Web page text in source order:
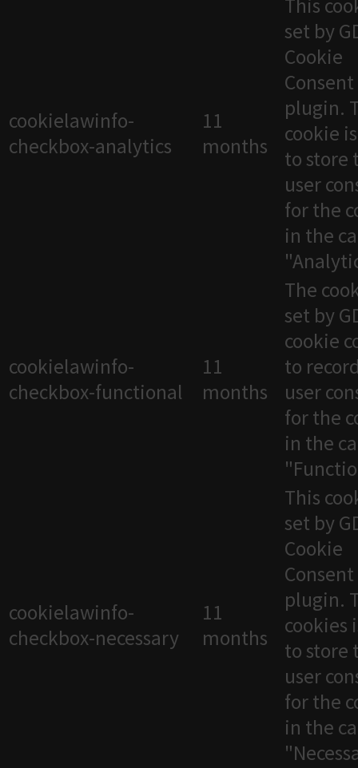
cookielawinfo-
checkbox-analytics
11
months
This
set by
Cookie
Consent
plugin.
cookie
to store
user
for the
in the
cookielawinfo-
checkbox-functional
11
months
The
set by
cookie
to
user
for the
in the
cookielawinfo-
checkbox-necessary
11
months
This
set by
Cookie
Consent
plugin.
cookies
to store
user
for the
in the